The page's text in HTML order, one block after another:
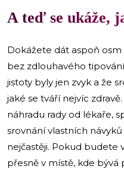
A teď se ukáže,
Dokážete dát aspoň
bez zdlouhavého
jistoty byly jen zvyk a že
jaké se tváří nejvíc
náhradu rady od lékaře,
srovnání vlastních
nejčastěji. Pokud budete
přesně v místě, kde bývá